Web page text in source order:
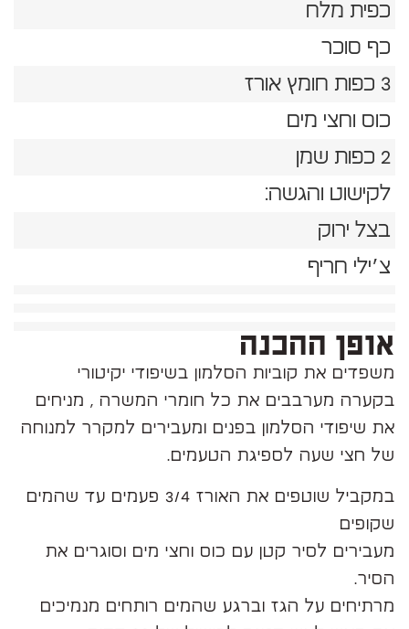
כפית מלח
כף סוכר
3 כפות חומץ אורז
כוס וחצי מים
2 כפות שמן
לקישוט והגשה:
בצל ירוק
צ׳ילי חריף
אופן ההכנה
משפדים את קוביות הסלמון בשיפודי יקיטורי
בקערה מערבבים את כל חומרי המשרה , מניחים
את שיפודי הסלמון בפנים ומעבירים למקרר למנוחה
של חצי שעה לספיגת הטעמים.
במקביל שוטפים את האורז 3/4 פעמים עד שהמים
שקופים
מעבירים לסיר קטן עם כוס וחצי מים וסוגרים את
הסיר.
מרתיחים על הגז וברגע שהמים רותחים מנמיכים